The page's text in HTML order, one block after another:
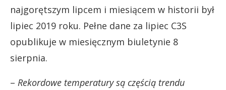
najgorętszym lipcem i miesiącem w historii był
lipiec 2019 roku. Pełne dane za lipiec C3S
opublikuje w miesięcznym biuletynie 8
sierpnia.
– Rekordowe temperatury są częścią trendu